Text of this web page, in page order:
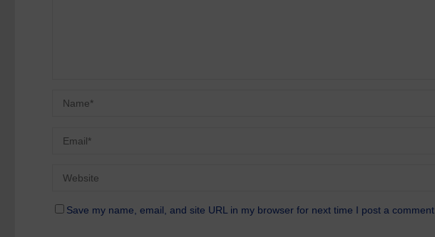
Save my name, email, and site URL in my browser for next time I post a comment.